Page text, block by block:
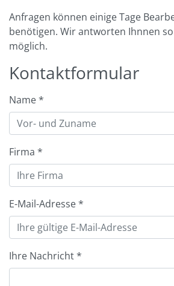
Anfragen können einige Tage
benötigen. Wir antworten Ihnnen
möglich.
Kontaktformular
Name*
Firma *
E-Mail-Adresse*
Ihre Nachricht*